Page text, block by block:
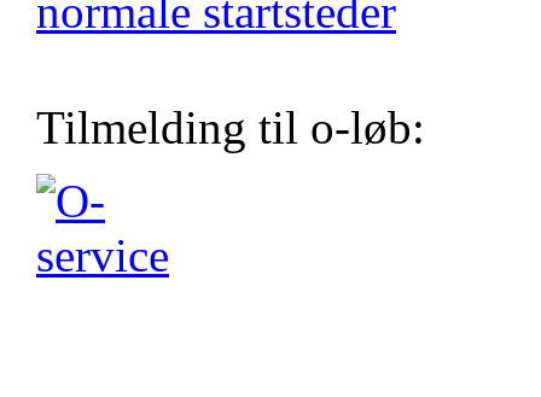
normale startsteder
Tilmelding til o-løb: